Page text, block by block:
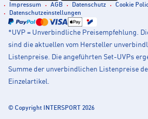
Impressum AGB Datenschutz
Cookie
Datenschutzeinstellungen
*UVP = Unverbindliche Preisempfehlung.
sind die aktuellen vom Hersteller
Listenpreise. Die angeführten Set-UVPs
Summe der unverbindlichen Listenpreise
Einzelartikel.
© Copyright INTERSPORT 2026